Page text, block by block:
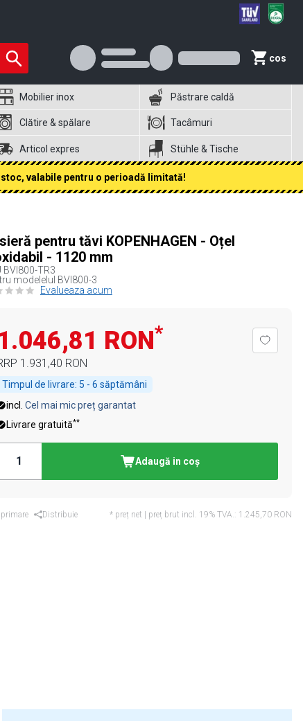
cos
Mobilier inox Păstrare caldă
Clătire & spălare Tacâmuri
Articol expres Stühle & Tische
valabile pentru o perioadă limitată!
pentru tăvi KOPENHAGEN - Oțel
- 1120 mm
BVI800-TR3
modelelul BVI800-3
Evalueaza acum
RON*
1.931,40 RON
Timpul de livrare: 5 - 6 săptămâni
incl. Cel mai mic preț garantat
Livrare gratuită**
Adaugă in coş
Distribuie * preț net | preț brut incl. 19% TVA.: 1.245,70 RON